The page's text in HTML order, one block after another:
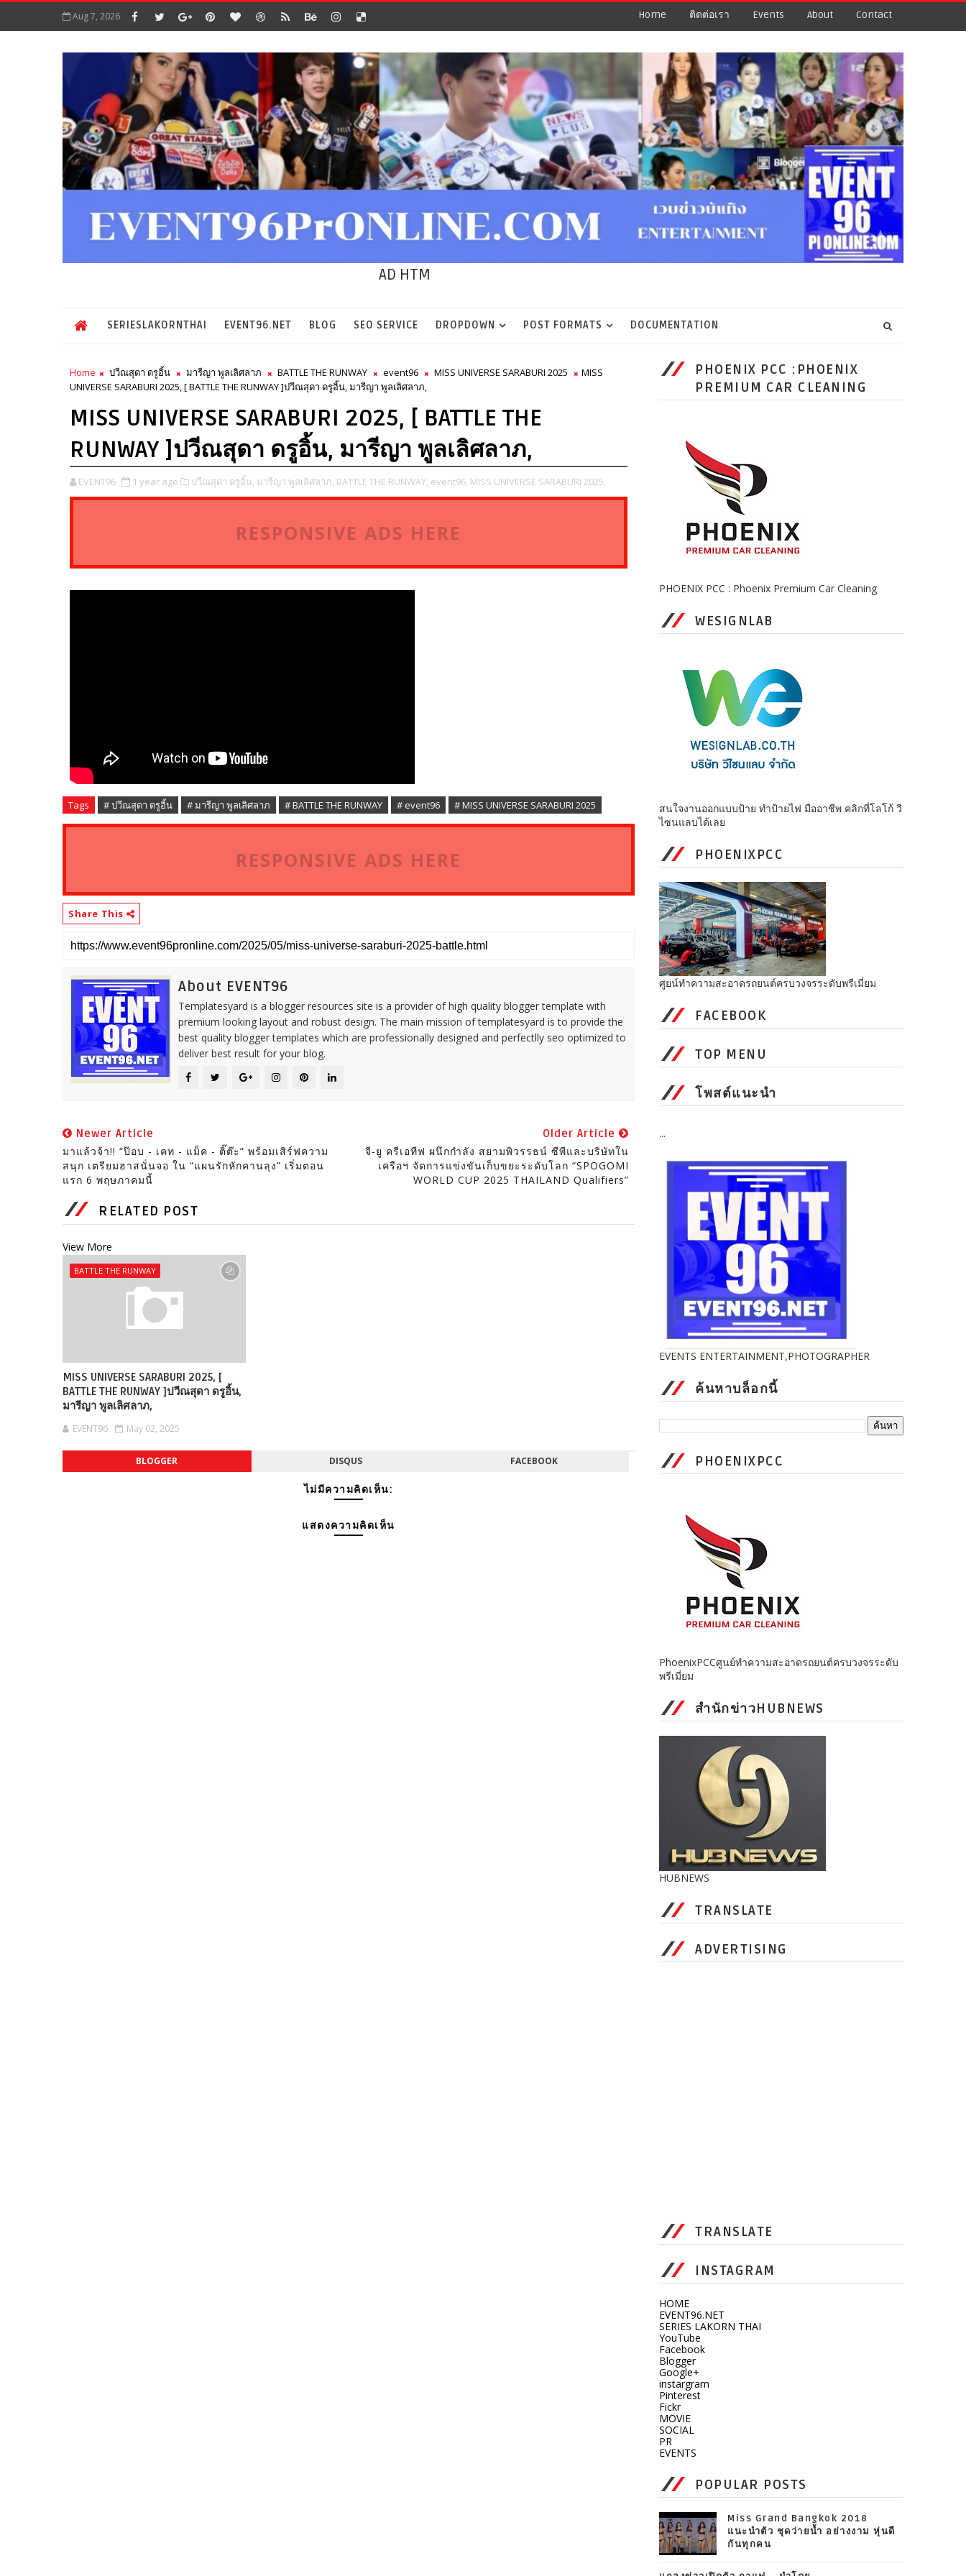
Aug 7, 2026 Home ติดต่อเรา Events About Contact
AD HTM
SERIESLAKORNTHAI EVENT96.NET BLOG SEO SERVICE DROPDOWN POST FORMATS DOCUMENTATION
Home ปวีณสุดา ดรูอิ้น มารีญา พูลเลิศลาภ BATTLE THE RUNWAY event96 MISS UNIVERSE SARABURI 2025
MISS
UNIVERSE SARABURI 2025, [ BATTLE THE RUNWAY ]ปวีณสุดา ดรูอิ้น, มารีญา พูลเลิศลาภ,
MISS UNIVERSE SARABURI 2025, [ BATTLE THE
RUNWAY ]ปวีณสุดา ดรูอิ้น, มารีญา พูลเลิศลาภ,
EVENT96 1 year ago ปวีณสุดา ดรูอิ้น, มารีญา พูลเลิศลาภ, BATTLE THE RUNWAY, event96, MISS UNIVERSE SARABURI 2025,
RESPONSIVE ADS HERE
Tags # ปวีณสุดา ดรูอิ้น # มารีญา พูลเลิศลาภ # BATTLE THE RUNWAY # event96 # MISS UNIVERSE SARABURI 2025
RESPONSIVE ADS HERE
Share This
About EVENT96
Templatesyard is a blogger resources site is a provider of high quality blogger template with
premium looking layout and robust design. The main mission of templatesyard is to provide the
best quality blogger templates which are professionally designed and perfectlly seo optimized to
deliver best result for your blog.
Newer Article
มาแล้วจ้า!! “ป๊อบ - เคท - แม็ค - ติ๊ต๊ะ” พร้อมเสิร์ฟความ
สนุก เตรียมฮาสนั่นจอ ใน “แผนรักหักคานลุง” เริ่มตอน
แรก 6 พฤษภาคมนี้
Older Article
จี-ยู ครีเอทีฟ ผนึกกำลัง สยามพิวรรธน์ ซีพีและบริษัทใน
เครือฯ จัดการแข่งขันเก็บขยะระดับโลก “SPOGOMI
WORLD CUP 2025 THAILAND Qualifiers”
RELATED POST
View More
BATTLE THE RUNWAY
MISS UNIVERSE SARABURI 2025, [
BATTLE THE RUNWAY ]ปวีณสุดา ดรูอิ้น,
มารีญา พูลเลิศลาภ,
EVENT96 May 02, 2025
BLOGGER DISQUS FACEBOOK
ไม่มีความคิดเห็น:
แสดงความคิดเห็น
PHOENIX PCC :PHOENIX
PREMIUM CAR CLEANING
PHOENIX PCC : Phoenix Premium Car Cleaning
WESIGNLAB
สนใจงานออกแบบป้าย ทำป้ายไฟ มืออาชีพ คลิกที่โลโก้ วี
ไซนแลบได้เลย
PHOENIXPCC
ศูยน์ทำความสะอาดรถยนต์ครบวงจรระดับพรีเมี่ยม
FACEBOOK
TOP MENU
โพสต์แนะนำ
...
EVENTS ENTERTAINMENT,PHOTOGRAPHER
ค้นหาบล็อกนี้
PHOENIXPCC
PhoenixPCCศูนย์ทำความสะอาดรถยนต์ครบวงจรระดับ
พรีเมี่ยม
สำนักข่าวHUBNEWS
HUBNEWS
TRANSLATE
ADVERTISING
TRANSLATE
INSTAGRAM
HOME
EVENT96.NET
SERIES LAKORN THAI
YouTube
Facebook
Blogger
Google+
instargram
Pinterest
Fickr
MOVIE
SOCIAL
PR
EVENTS
POPULAR POSTS
Miss Grand Bangkok 2018
แนะนำตัว ชุดว่ายน้ำ อย่างงาม หุ่นดี
กันทุกคน